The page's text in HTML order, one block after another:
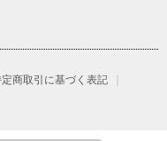
商取引に基づく表記